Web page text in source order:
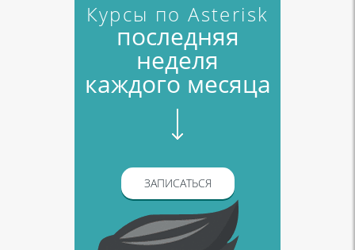
Курсы по Asterisk
последняя
неделя
каждого месяца
ЗАПИСАТЬСЯ